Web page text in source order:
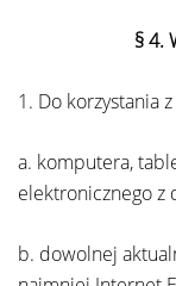
§ 4.
1. Do korzystania
a. komputera,
elektronicznego z
b. dowolnej